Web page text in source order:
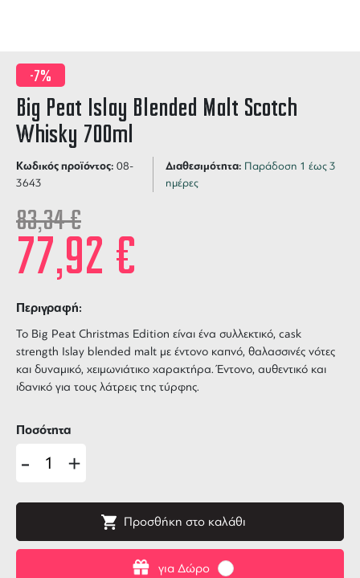
-7%
Big Peat Islay Blended Malt Scotch
Whisky 700ml
Κωδικός προϊόντος: 08-
3643
Διαθεσιμότητα: Παράδοση 1 έως 3
ημέρες
83,34€
77,92 €
Περιγραφή:
Το Big Peat Christmas Edition είναι ένα συλλεκτικό, cask
strength Islay blended malt με έντονο καπνό, θαλασσινές νότες
και δυναμικό, χειμωνιάτικο χαρακτήρα. Έντονο, αυθεντικό και
ιδανικό για τους λάτρεις της τύρφης.
για Δώρο
Ποσότητα
- +
Προσθήκη στο καλάθι